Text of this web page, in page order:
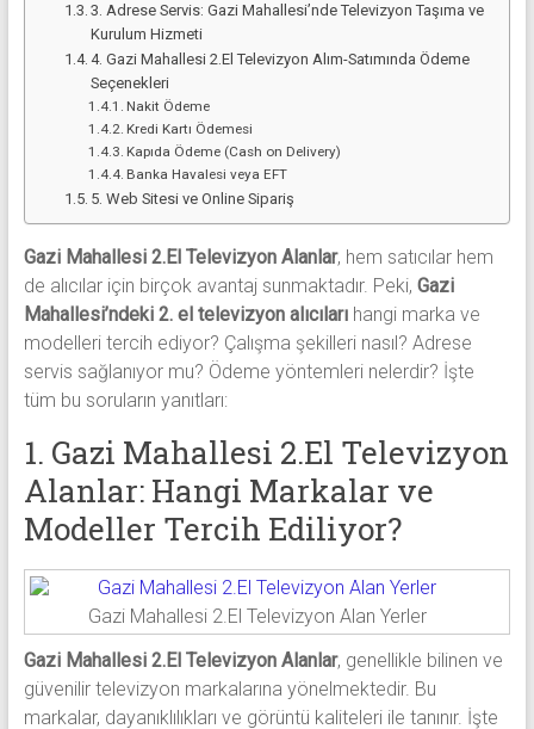
3. Adrese Servis: Gazi Mahallesi’nde Televizyon Taşıma ve
Kurulum Hizmeti
4. Gazi Mahallesi 2.El Televizyon Alım-Satımında Ödeme
Seçenekleri
Nakit Ödeme
Kredi Kartı Ödemesi
Kapıda Ödeme (Cash on Delivery)
Banka Havalesi veya EFT
5. Web Sitesi ve Online Sipariş
Gazi Mahallesi 2.El Televizyon Alanlar, hem satıcılar hem
de alıcılar için birçok avantaj sunmaktadır. Peki, Gazi
Mahallesi’ndeki 2. el televizyon alıcılarıhangi marka ve
modelleri tercih ediyor? Çalışma şekilleri nasıl? Adrese
servis sağlanıyor mu? Ödeme yöntemleri nelerdir? İşte
tüm bu soruların yanıtları:
1. Gazi Mahallesi 2.El Televizyon
Alanlar: Hangi Markalar ve
Modeller Tercih Ediliyor?
Gazi Mahallesi 2.El Televizyon Alan Yerler
Gazi Mahallesi 2.El Televizyon Alanlar, genellikle bilinen ve
güvenilir televizyon markalarına yönelmektedir. Bu
markalar, dayanıklılıkları ve görüntü kaliteleri ile tanınır. İşte